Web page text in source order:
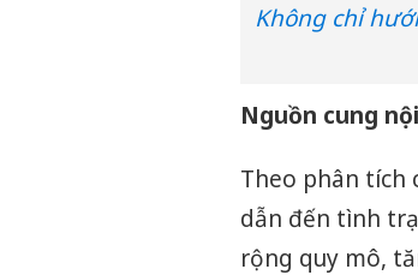
Không chỉ
Nguồn cung
Theo phân tích
dẫn đến tình
rộng quy mô,